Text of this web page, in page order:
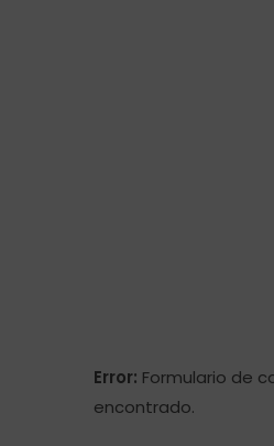
Error: Formulario de
encontrado.